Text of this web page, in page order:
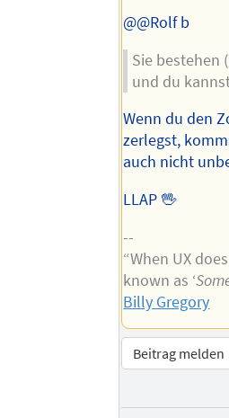
@@Rolf b
Sie bestehen
und du
Wenn du den
zerlegst,
auch nicht
LLAP 🖖
--
“When UX
known as ‘
Billy Gregory
Beitrag melden